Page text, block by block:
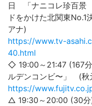
日 「ナニコレ珍百景
ドをかけた北関東
アナ)
https://www.tv-
40.html
◇ 19:00～21:47 (167
ルデンコンビ〜」 (秋
https://
△ 19:30～20:00 (30